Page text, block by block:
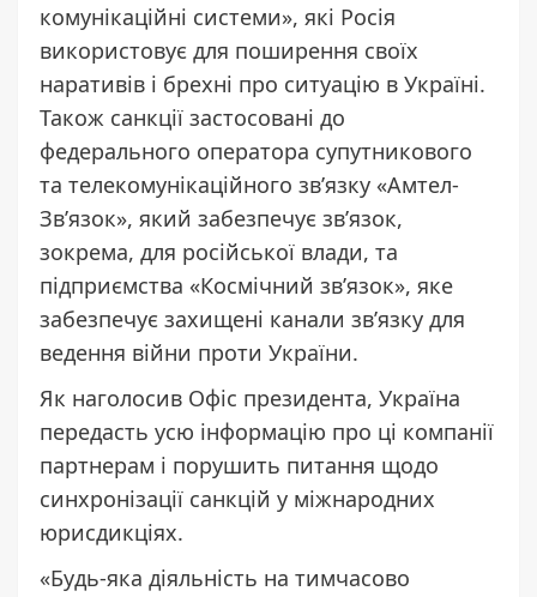
комунікаційні системи», які Росія
використовує для поширення своїх
наративів і брехні про ситуацію в Україні.
Також санкції застосовані до
федерального оператора супутникового
та телекомунікаційного зв’язку «Амтел-
Зв’язок», який забезпечує зв’язок,
зокрема, для російської влади, та
підприємства «Космічний зв’язок», яке
забезпечує захищені канали зв’язку для
ведення війни проти України.
Як наголосив Офіс президента, Україна
передасть усю інформацію про ці компанії
партнерам і порушить питання щодо
синхронізації санкцій у міжнародних
юрисдикціях.
«Будь-яка діяльність на тимчасово